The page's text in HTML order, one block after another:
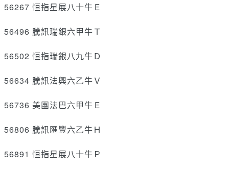
56267 恒指星展八十牛Ｅ
56496 騰訊瑞銀六甲牛Ｔ
56502 恒指瑞銀八九牛Ｄ
56634 騰訊法興六乙牛Ｖ
56736 美團法巴六甲牛Ｅ
56806 騰訊匯豐六乙牛Ｈ
56891 恒指星展八十牛Ｐ